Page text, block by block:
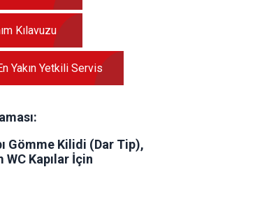
Kılavuzu
Yakın Yetkili Servis
Gömme Kilidi (Dar Tip),
Kapılar İçin